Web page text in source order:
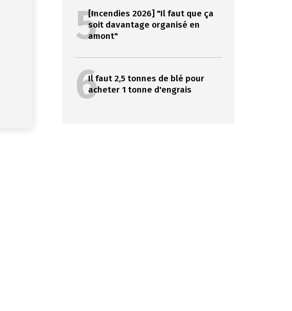
5[Incendies 2026] "Il faut que ça
soit davantage organisé en
amont"
6Il faut 2,5 tonnes de blé pour
acheter 1 tonne d'engrais